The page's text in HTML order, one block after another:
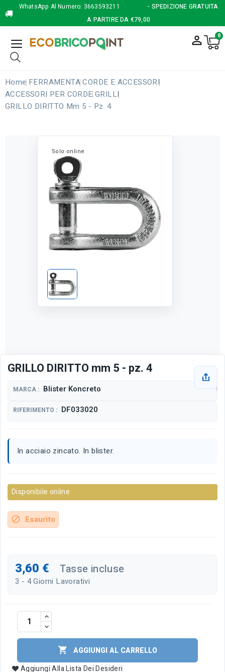
WhatsApp Al Numero: 3663593211
- SPEDIZIONE GRATUITA
A PARTIRE DA €79,00
person_outline 0
Home FERRAMENTA CORDE E ACCESSORI
ACCESSORI PER CORDE GRILLI
GRILLO DIRITTO Mm 5 - Pz. 4
Solo online
GRILLO DIRITTO mm 5 - pz. 4
MARCA : Blister Koncreto
RIFERIMENTO : DF033020
In acciaio zincato. In blister.
Disponibile online
block Esaurito
3,60 € Tasse incluse
3 - 4 Giorni Lavorativi

AGGIUNGI AL CARRELLO
Aggiungi Alla Lista Dei Desideri